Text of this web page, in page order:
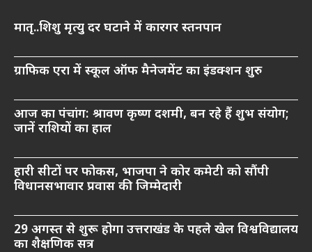
मातृ..शिशु मृत्यु दर घटाने में कारगर स्तनपान
ग्राफिक एरा में स्कूल ऑफ मैनेजमेंट का इंडक्शन शुरु
आज का पंचांग: श्रावण कृष्ण दशमी, बन रहे हैं शुभ संयोग;
जानें राशियों का हाल
हारी सीटों पर फोकस, भाजपा ने कोर कमेटी को सौंपी
विधानसभावार प्रवास की जिम्मेदारी
29 अगस्त से शुरू होगा उत्तराखंड के पहले खेल विश्वविद्यालय
का शैक्षणिक सत्र